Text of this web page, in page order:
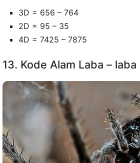
3D = 656 – 764
2D = 95 – 35
4D = 7425 – 7875
13. Kode Alam Laba –